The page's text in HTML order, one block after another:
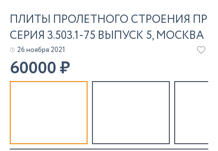
ПЛИТЫ ПРОЛЕТНОГО СТРОЕНИЯ ПР
СЕРИЯ 3.503.1-75 ВЫПУСК 5, МОСКВА
26 ноября 2021
60000₽